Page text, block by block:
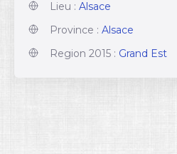
Lieu : Alsace
Province : Alsace
Region 2015 : Grand Est